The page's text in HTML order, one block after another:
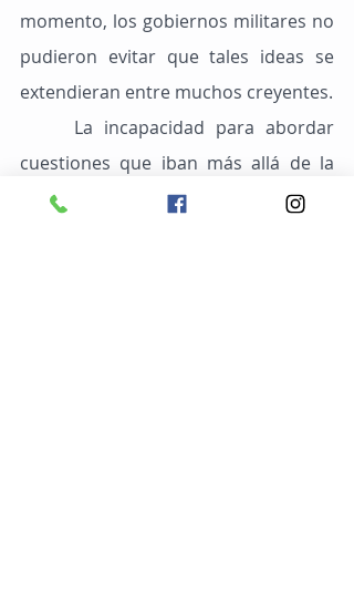
momento, los gobiernos militares no
pudieron evitar que tales ideas se
extendieran entre muchos creyentes.
cuestiones que iban más allá de la
teoría militar, encadenada por la